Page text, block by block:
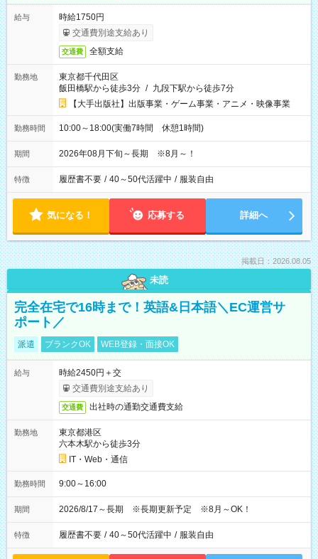
給与
時給1750円
交通費別途支給あり
交通費 全額支給
勤務地
東京都千代田区
飯田橋駅から徒歩3分 / 九段下駅から徒歩7分
【大手出版社】出版事業・ゲーム事業・アニメ・映像事業
勤務時間 10:00～18:00(実働7時間 休憩1時間)
期間 2026年08月下旬～長期 ※8月～！
特徴 履歴書不要 / 40～50代活躍中 / 服装自由
気になる！ 応募する 詳細へ
掲載日：2026.08.05
未読
完全在宅で16時まで！英語&日本語＼EC運営サ
ポート／
派遣 ブランクOK WEB登録・面接OK
給与
時給2450円＋交
交通費別途支給あり
交通費 出社時の通勤交通費支給
勤務地
東京都港区
六本木駅から徒歩3分
IT・Web・通信
勤務時間 9:00～16:00
期間 2026/8/17～長期 ※長期更新予定 ※8月～OK！
特徴 履歴書不要 / 40～50代活躍中 / 服装自由